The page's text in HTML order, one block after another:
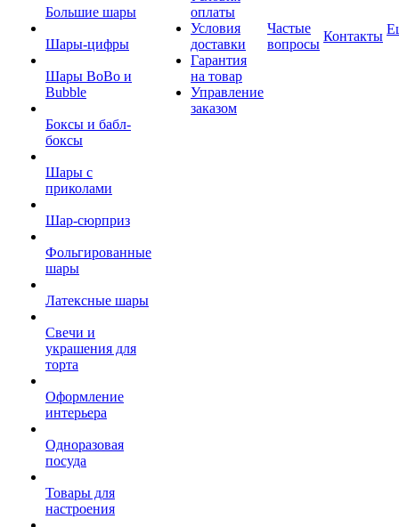
Большие шары
Шары-цифры
Шары BoBo и
Bubble
Боксы и бабл-
боксы
Шары с
приколами
Шар-сюрприз
Фольгированные
шары
Латексные шары
Свечи и
украшения для
торта
Оформление
интерьера
Одноразовая
посуда
Товары для
настроения
оплаты
Условия
доставки
Гарантия
на товар
Управление
заказом
Частые
вопросы
Контакты